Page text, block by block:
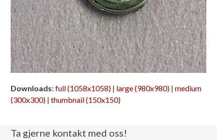
Downloads:full (1058x1058) | large (980x980) |medium
(300x300) |thumbnail (150x150)
Ta gjerne kontakt med oss!